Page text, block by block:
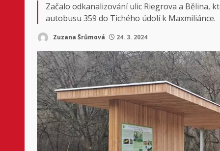
Začalo odkanalizování ulic Riegrova a Bělina,
autobusu 359 do Tichého údolí k Maxmiliánce.
Zuzana Šrůmová 24. 3. 2024